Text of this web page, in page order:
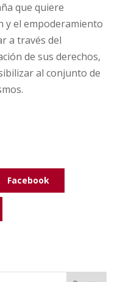
que quiere
y el empoderamiento
a través del
de sus derechos,
al conjunto de
Facebook